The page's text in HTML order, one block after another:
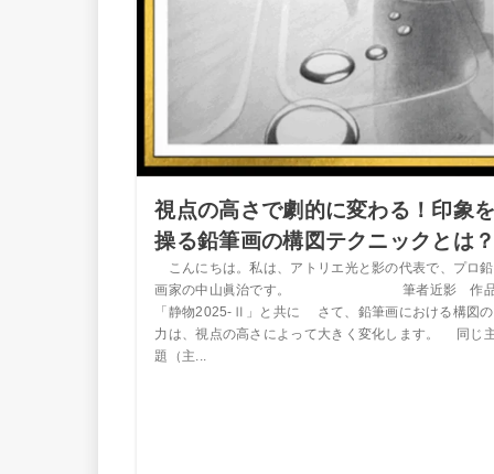
視点の高さで劇的に変わる！印象
操る鉛筆画の構図テクニックとは
こんにちは。私は、アトリエ光と影の代表で、プロ
画家の中山眞治です。 筆者近影 作
「静物2025-Ⅱ」と共に さて、鉛筆画における構図
力は、視点の高さによって大きく変化します。 同じ
題（主...